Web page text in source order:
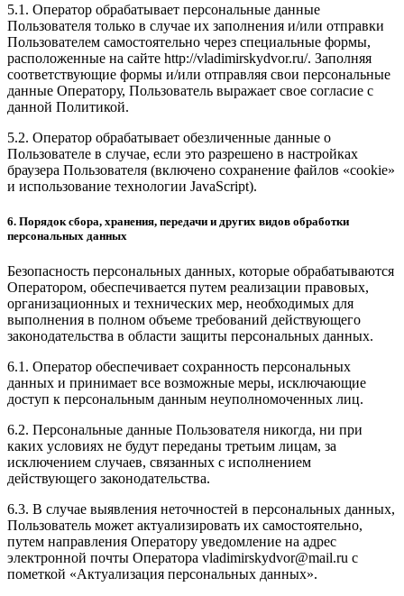
5.1. Оператор обрабатывает персональные данные
Пользователя только в случае их заполнения и/или отправки
Пользователем самостоятельно через специальные формы,
расположенные на сайте http://vladimirskydvor.ru/. Заполняя
соответствующие формы и/или отправляя свои персональные
данные Оператору, Пользователь выражает свое согласие с
данной Политикой.
5.2. Оператор обрабатывает обезличенные данные о
Пользователе в случае, если это разрешено в настройках
браузера Пользователя (включено сохранение файлов «cookie»
и использование технологии JavaScript).
6. Порядок сбора, хранения, передачи и других видов обработки
персональных данных
Безопасность персональных данных, которые обрабатываются
Оператором, обеспечивается путем реализации правовых,
организационных и технических мер, необходимых для
выполнения в полном объеме требований действующего
законодательства в области защиты персональных данных.
6.1. Оператор обеспечивает сохранность персональных
данных и принимает все возможные меры, исключающие
доступ к персональным данным неуполномоченных лиц.
6.2. Персональные данные Пользователя никогда, ни при
каких условиях не будут переданы третьим лицам, за
исключением случаев, связанных с исполнением
действующего законодательства.
6.3. В случае выявления неточностей в персональных данных,
Пользователь может актуализировать их самостоятельно,
путем направления Оператору уведомление на адрес
электронной почты Оператора vladimirskydvor@mail.ru с
пометкой «Актуализация персональных данных».